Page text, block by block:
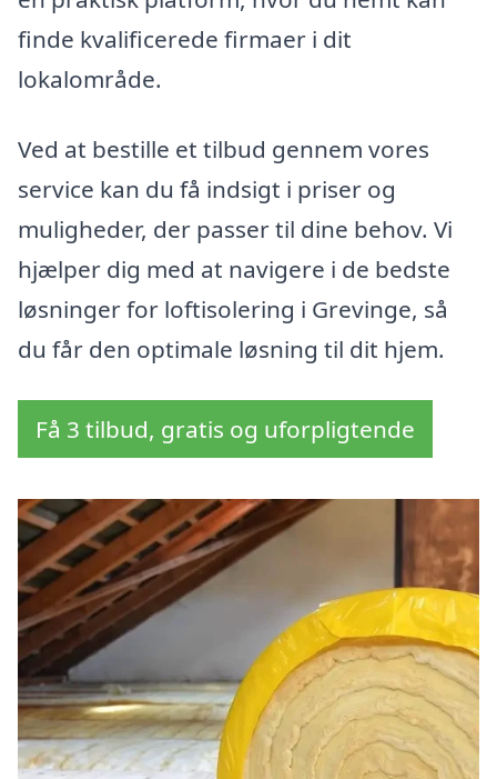
finde kvalificerede firmaer i dit
lokalområde.
Ved at bestille et tilbud gennem vores
service kan du få indsigt i priser og
muligheder, der passer til dine behov. Vi
hjælper dig med at navigere i de bedste
løsninger for loftisolering i Grevinge, så
du får den optimale løsning til dit hjem.
Få 3 tilbud, gratis og uforpligtende